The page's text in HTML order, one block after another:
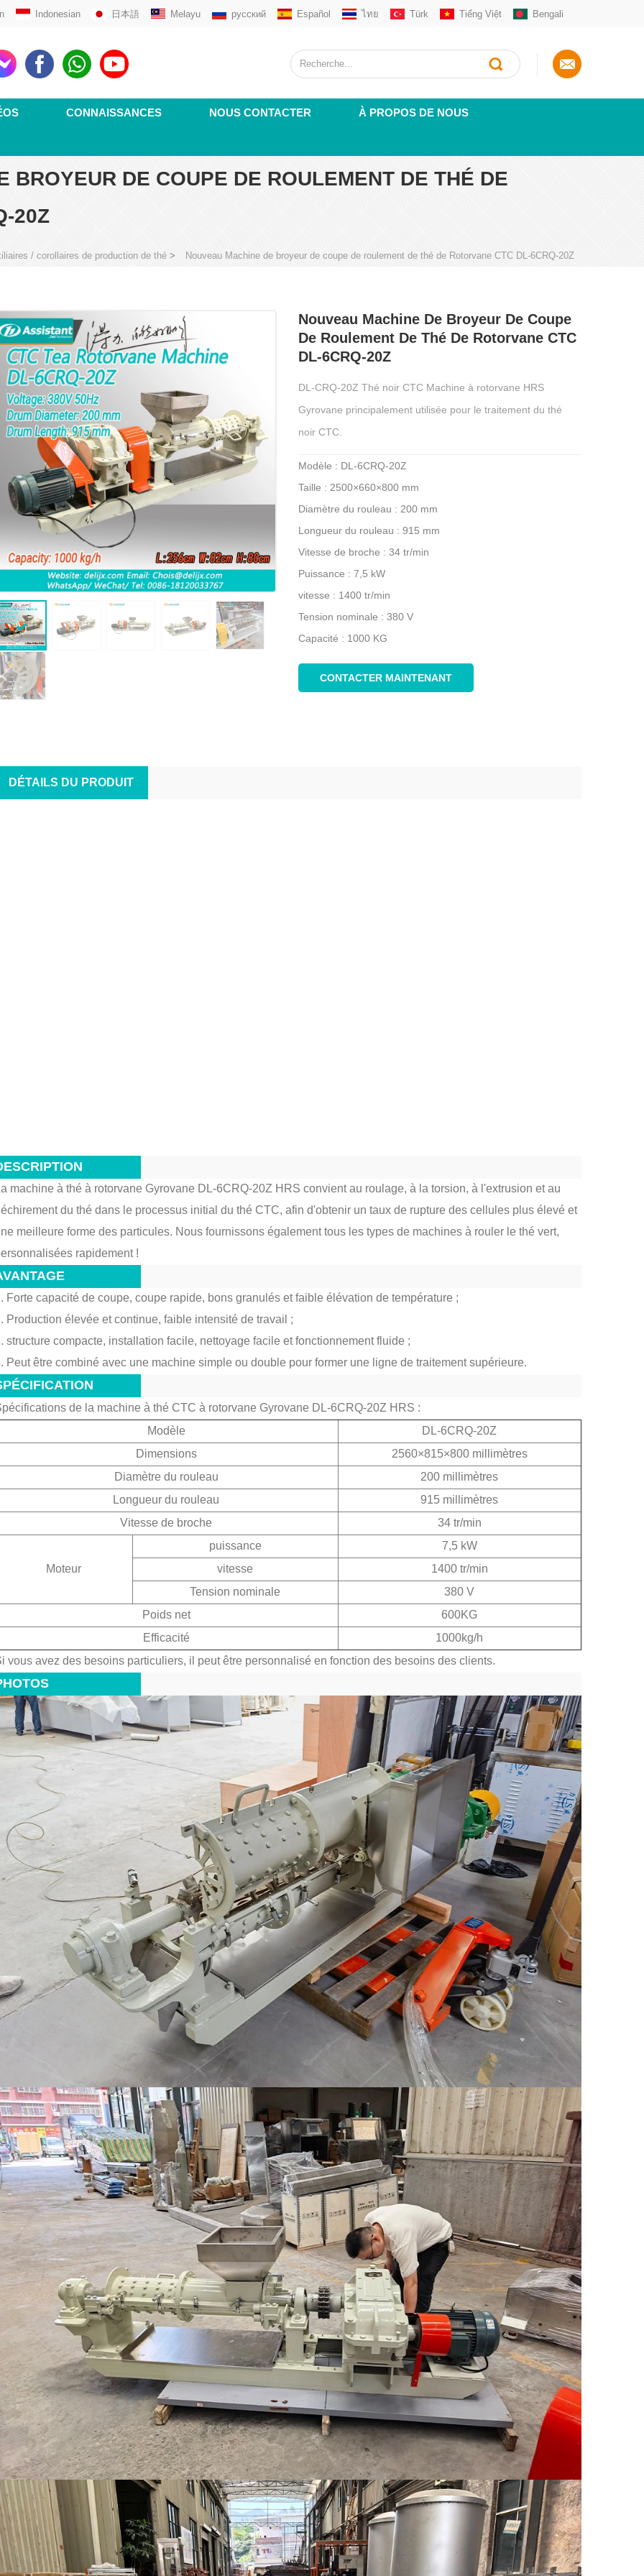
Indonesian 日本語 Melayu русский Español ไทย Türk Tiếng Việt Bengali
CONNAISSANCES NOUS CONTACTER À PROPOS DE NOUS
BROYEUR DE COUPE DE ROULEMENT DE THÉ DE
20Z
/ corollaires de production de thé > Nouveau Machine de broyeur de coupe de roulement de thé de Rotorvane CTC DL-6CRQ-20Z
Machine d'emballage horizontale de sachets préfabriqués à 5 stations pour l'emballage sous vide de thé et d'aliments granulaires
sachets ?
à
sacs M,
sacs à
et
avec
Machine de nettoyage électrostatique pour dépoussiérage | Séparateur d'impuretés de feuilles de thé série DL-6CJDCZ
2026-07-17 18:18:47
Notre machine de dépoussiérage
électrostatique série DL-6CJDCZ élimine
efficacement la poussière de thé, les
fibres et les impuretés étrangères avec
un taux de nettoyage de 90 % à 96 %.
Les modèles à rouleaux 3/5/8 prennent
en charge une capacité de 300 à 400
kg/h, une tension industrielle de 380 V,
idéal pour les usines de transformation
primaire du thé.
2026-07-11 17:33:24 2026-08-04 16:16:30
Nouveau Machine De Broyeur De Coupe
De Roulement De Thé De Rotorvane CTC
DL-6CRQ-20Z
DL-CRQ-20Z Thé noir CTC Machine à rotorvane HRS
Gyrovane principalement utilisée pour le traitement du thé
noir CTC.
Modèle : DL-6CRQ-20Z
Taille : 2500×660×800 mm
Diamètre du rouleau : 200 mm
Longueur du rouleau : 915 mm
Vitesse de broche : 34 tr/min
Puissance : 7,5 kW
vitesse : 1400 tr/min
Tension nominale : 380 V
Capacité : 1000 KG
CONTACTER MAINTENANT
DÉTAILS DU PRODUIT
machine à thé à rotorvane Gyrovane DL-6CRQ-20Z HRS convient au roulage, à la torsion, à l'extrusion et au
du thé dans le processus initial du thé CTC, afin d'obtenir un taux de rupture des cellules plus élevé et
meilleure forme des particules. Nous fournissons également tous les types de machines à rouler le thé vert,
rapidement !
Forte capacité de coupe, coupe rapide, bons granulés et faible élévation de température ;
Production élevée et continue, faible intensité de travail ;
structure compacte, installation facile, nettoyage facile et fonctionnement fluide ;
Peut être combiné avec une machine simple ou double pour former une ligne de traitement supérieure.
de la machine à thé CTC à rotorvane Gyrovane DL-6CRQ-20Z HRS :
Modèle
DL-6CRQ-20Z
Dimensions
2560×815×800 millimètres
Diamètre du rouleau
200 millimètres
Longueur du rouleau
915 millimètres
Vitesse de broche
34 tr/min
Moteur
puissance
7,5 kW
vitesse
1400 tr/min
Tension nominale
380 V
Poids net
600KG
Efficacité
1000kg/h
vous avez des besoins particuliers, il peut être personnalisé en fonction des besoins des clients.